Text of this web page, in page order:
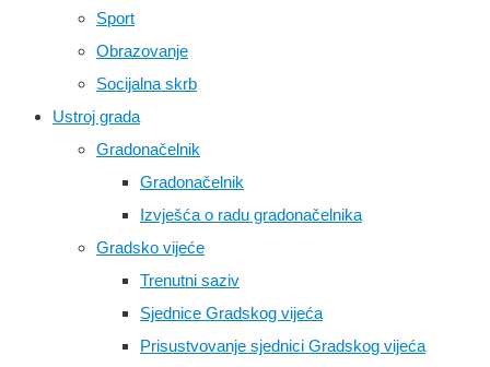
Sport
Obrazovanje
Socijalna skrb
Ustroj grada
Gradonačelnik
Gradonačelnik
Izvješća o radu gradonačelnika
Gradsko vijeće
Trenutni saziv
Sjednice Gradskog vijeća
Prisustvovanje sjednici Gradskog vijeća